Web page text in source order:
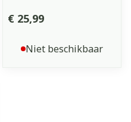
€ 25,99
Niet beschikbaar